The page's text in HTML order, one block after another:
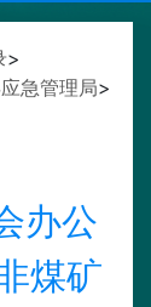
>
急管理局>
办公
煤矿